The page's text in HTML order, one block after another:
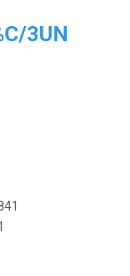
3UN